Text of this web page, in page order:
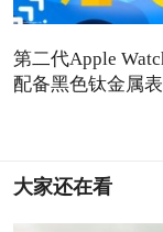
第二代Apple
配备黑色钛金属
大家还在看